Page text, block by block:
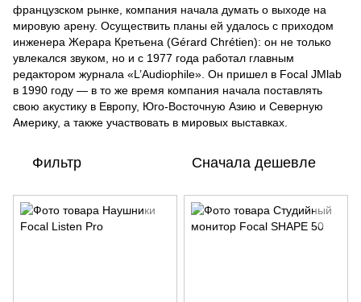
французском рынке, компания начала думать о выходе на
мировую арену. Осуществить планы ей удалось с приходом
инженера Жерара Кретьена (Gérard Chrétien): он не только
увлекался звуком, но и с 1977 года работал главным
редактором журнала «L’Audiophile». Он пришел в Focal JMlab
в 1990 году — в то же время компания начала поставлять
свою акустику в Европу, Юго-Восточную Азию и Северную
Америку, а также участвовать в мировых выставках.
Фильтр Сначала дешевле